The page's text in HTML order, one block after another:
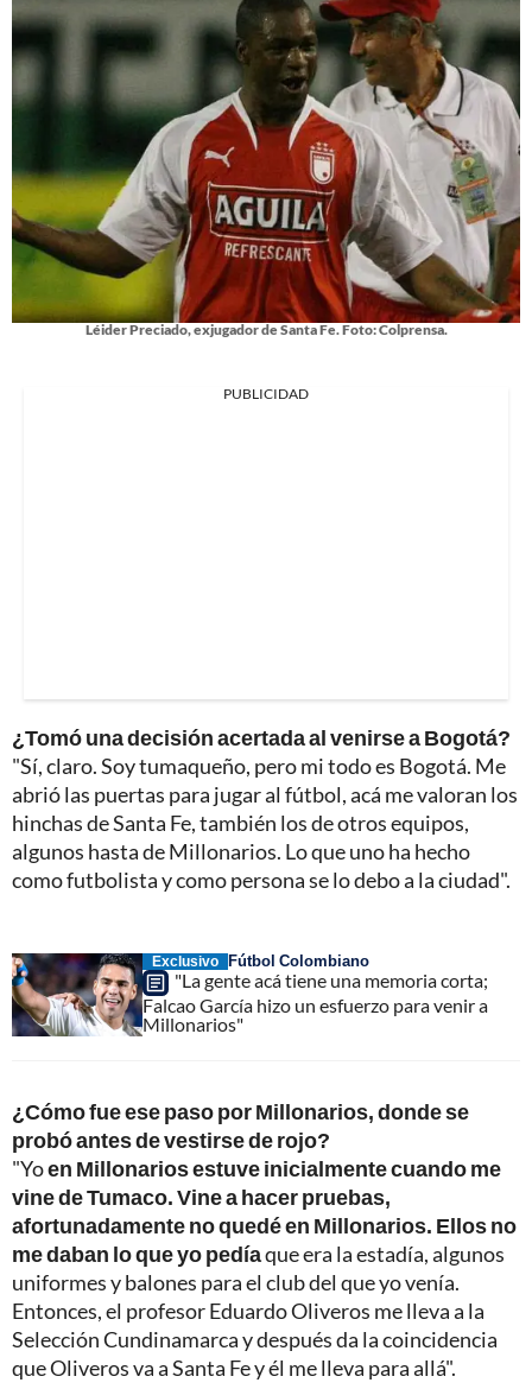
Léider Preciado, exjugador de Santa Fe. Foto: Colprensa.
PUBLICIDAD
¿Tomó una decisión acertada al venirse a Bogotá?
"Sí, claro. Soy tumaqueño, pero mi todo es Bogotá. Me
abrió las puertas para jugar al fútbol, acá me valoran los
hinchas de Santa Fe, también los de otros equipos,
algunos hasta de Millonarios. Lo que uno ha hecho
como futbolista y como persona se lo debo a la ciudad".
Exclusivo Fútbol Colombiano
"La gente acá tiene una memoria corta;
Falcao García hizo un esfuerzo para venir a
Millonarios"
¿Cómo fue ese paso por Millonarios, donde se
probó antes de vestirse de rojo?
"Yoen Millonarios estuve inicialmente cuando me
vine de Tumaco. Vine a hacer pruebas,
afortunadamente no quedé en Millonarios. Ellos no
me daban lo que yo pedíaque era la estadía, algunos
uniformes y balones para el club del que yo venía.
Entonces, el profesor Eduardo Oliveros me lleva a la
Selección Cundinamarca y después da la coincidencia
que Oliveros va a Santa Fe y él me lleva para allá".